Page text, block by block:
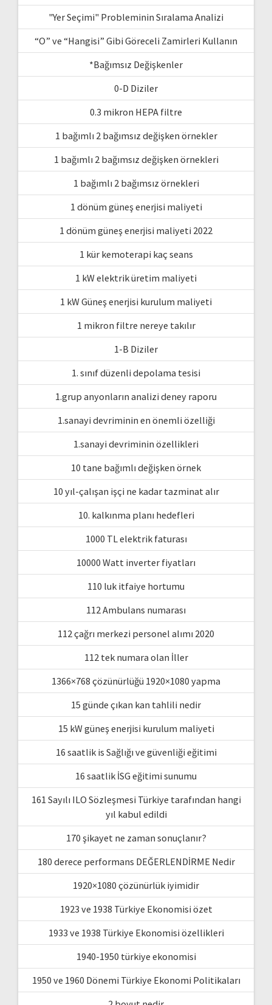
"Yer Seçimi" Probleminin Sıralama Analizi
“O” ve “Hangisi” Gibi Göreceli Zamirleri Kullanın
*Bağımsız Değişkenler
0-D Diziler
0.3 mikron HEPA filtre
1 bağımlı 2 bağımsız değişken örnekler
1 bağımlı 2 bağımsız değişken örnekleri
1 bağımlı 2 bağımsız örnekleri
1 dönüm güneş enerjisi maliyeti
1 dönüm güneş enerjisi maliyeti 2022
1 kür kemoterapi kaç seans
1 kW elektrik üretim maliyeti
1 kW Güneş enerjisi kurulum maliyeti
1 mikron filtre nereye takılır
1-B Diziler
1. sınıf düzenli depolama tesisi
1.grup anyonların analizi deney raporu
1.sanayi devriminin en önemli özelliği
1.sanayi devriminin özellikleri
10 tane bağımlı değişken örnek
10 yıl-çalışan işçi ne kadar tazminat alır
10. kalkınma planı hedefleri
1000 TL elektrik faturası
10000 Watt inverter fiyatları
110 luk itfaiye hortumu
112 Ambulans numarası
112 çağrı merkezi personel alımı 2020
112 tek numara olan İller
1366×768 çözünürlüğü 1920×1080 yapma
15 günde çıkan kan tahlili nedir
15 kW güneş enerjisi kurulum maliyeti
16 saatlik is Sağlığı ve güvenliği eğitimi
16 saatlik İSG eğitimi sunumu
161 Sayılı ILO Sözleşmesi Türkiye tarafından hangi
yıl kabul edildi
170 şikayet ne zaman sonuçlanır?
180 derece performans DEĞERLENDİRME Nedir
1920×1080 çözünürlük iyimidir
1923 ve 1938 Türkiye Ekonomisi özet
1933 ve 1938 Türkiye Ekonomisi özellikleri
1940-1950 türkiye ekonomisi
1950 ve 1960 Dönemi Türkiye Ekonomi Politikaları